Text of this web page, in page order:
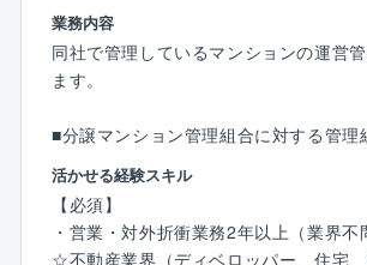
ーへ転送
・年間休日125日、土日出勤が発生した
得していただきます。
■同社の特徴：
管理対象は10世帯前後の小規模マンシ
世帯を超える高層タワー型マンション、
好立地で一部屋数億円にも及ぶ超高級マ
多岐に渡ります。
同社が分譲した物件を中心に、管理組合
るフロントとしてご活躍いただきます。
入社後はマンション8棟程度をご担当い
が、
将来的にはランドマークとなるような大
物件を中心にご担当いただく想定です。
委託契約に基づき、お客様である管理組
より良い住環境となる提案を行います。
・管理組合の定期的な集会（総会・理事
業務内容
同社で管理しているマンションの運営
ます。
■分譲マンション管理組合に対する管理
ジメント業務（12棟前後担当）
（担当物件巡回、管理人/業者折衝、管
会の運営、防火管理/消防計画作成、駐
保険契約管理、名簿整備、通知連絡業務
活かせる経験スキル
【必須】
・営業・対外折衝業務2年以上（業界不
☆不動産業界（ディベロッパー、住宅